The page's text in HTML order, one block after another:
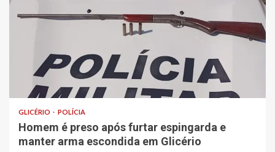
GLICÉRIO POLÍCIA
Homem é preso após furtar espingarda e
manter arma escondida em Glicério